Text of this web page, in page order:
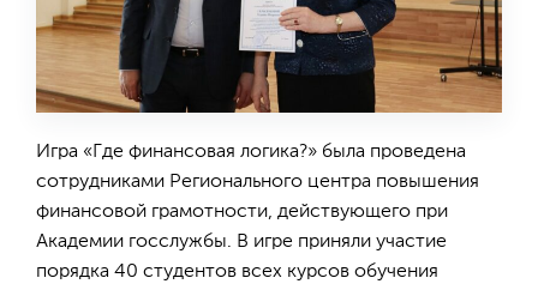
Игра «Где финансовая логика?» была проведена
сотрудниками Регионального центра повышения
финансовой грамотности, действующего при
Академии госслужбы. В игре приняли участие
порядка 40 студентов всех курсов обучения